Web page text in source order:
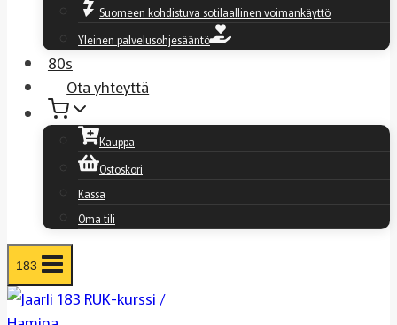
Suomeen kohdistuva sotilaallinen voimankäyttö
Yleinen palvelusohjesääntö
80s
Ota yhteyttä
Kauppa
Ostoskori
Kassa
Oma tili
183